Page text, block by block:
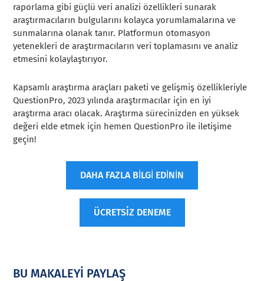
raporlama gibi güçlü veri analizi özellikleri sunarak
araştırmacıların bulgularını kolayca yorumlamalarına ve
sunmalarına olanak tanır. Platformun otomasyon
yetenekleri de araştırmacıların veri toplamasını ve analiz
etmesini kolaylaştırıyor.
Kapsamlı araştırma araçları paketi ve gelişmiş özellikleriyle
QuestionPro, 2023 yılında araştırmacılar için en iyi
araştırma aracı olacak. Araştırma sürecinizden en yüksek
değeri elde etmek için hemen QuestionPro ile iletişime
geçin!
DAHA FAZLA BİLGİ EDİNİN
ÜCRETSİZ DENEME
BU MAKALEYİ PAYLAŞ